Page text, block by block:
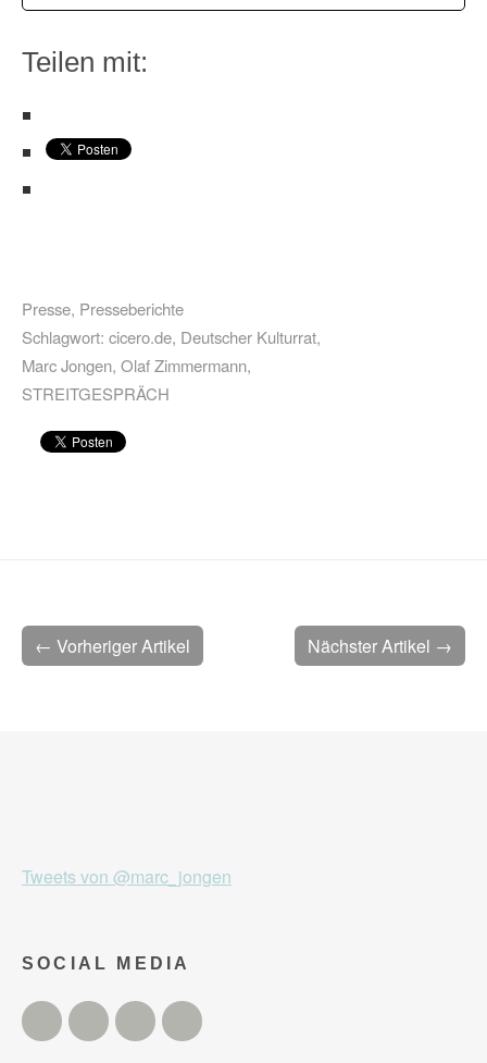
Teilen mit:
Presse, Presseberichte
Schlagwort: cicero.de, Deutscher Kulturrat,
Marc Jongen, Olaf Zimmermann,
STREITGESPRÄCH
Nächster Artikel →
← Vorheriger Artikel
Tweets von @marc_jongen
SOCIAL MEDIA
Twitter FacebookInstagram